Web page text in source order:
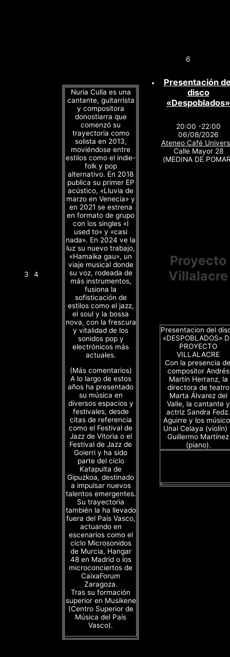
3 4
Nuria Culla es una
cantante, guitarrista
y compositora
donostiarra que
comenzó su
trayectoria como
solista en 2013,
moviéndose entre
estilos como el indie-
folk y pop
alternativo. En 2018
publica su primer EP
acústico, «Lluvia de
marzo en Venecia» y
en 2021 se estrena
en formato de grupo
con los singles «I
used to» y «casi
nada». En 2024 ve la
luz su nuevo trabajo,
«Hamaika gau», un
viaje musical donde
su voz, rodeada de
más instrumentos,
fusiona la
sofisticación de
estilos como el jazz,
el soul y la bossa
nova, con la frescura
y vitalidad de los
sonidos pop y
electrónicos más
actuales.
(Más comentarios)
A lo largo de estos
años ha presentado
su música en
diversos espacios y
festivales, desde
citas de referencia
como el Festival de
Jazz de Vitoria o el
Festival de Jazz de
Goierri y ha sido
parte del ciclo
Katapulta de
Gipuzkoa, destinado
a impulsar nuevos
talentos emergentes.
Su trayectoria
también la ha llevado
fuera del País Vasco,
actuando en
escenarios como el
ciclo Microsonidos
de Murcia, Hangar
48 en Madrid o los
microconciertos de
CaixaForum
Zaragoza.
Tras su formación
superior en Musikene
(Centro Superior de
Música del País
Vasco).
6
Presentación
disco
«Despoblados»
20:00 -22:00
06/08/2026
Ateneo Café
Calle Mayor 28
(MEDINA DE
Proyecto
Villalacre
Presentacion del
«DESPOBLADOS»
PROYECTO
VILLALACRE
Con la presencia
compositor Andrés
Martín Herranz, la
directora de teatro
Marta Álvarez del
Valle, la cantante y
actriz Sandra Fedz.
Aguirre y los
Unai Celaya (violín)
Guillermo Martínez
(piano).